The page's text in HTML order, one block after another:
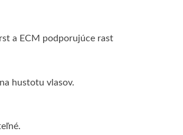
a ECM podporujúce rast
hustotu vlasov.